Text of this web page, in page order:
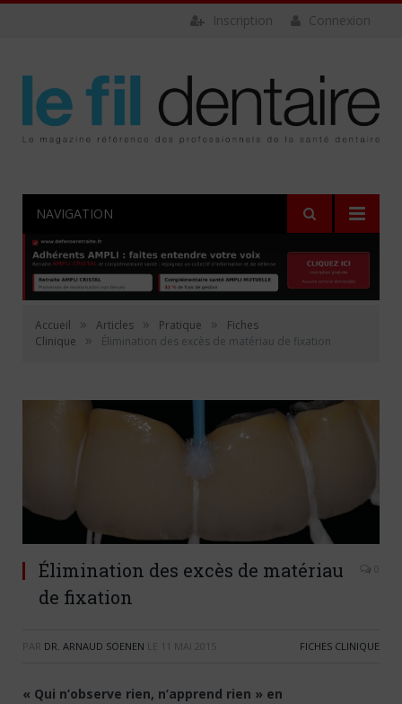
Connexion
Inscription
NAVIGATION
Accueil » Articles » Pratique »
Fiches
Clinique
» Élimination des excès de matériau de fixation
Élimination des excès de matériau
de fixation
0
PAR DR. ARNAUD SOENEN LE 11 MAI 2015 FICHES CLINIQUE
« Qui n’observe rien, n’apprend rien » en